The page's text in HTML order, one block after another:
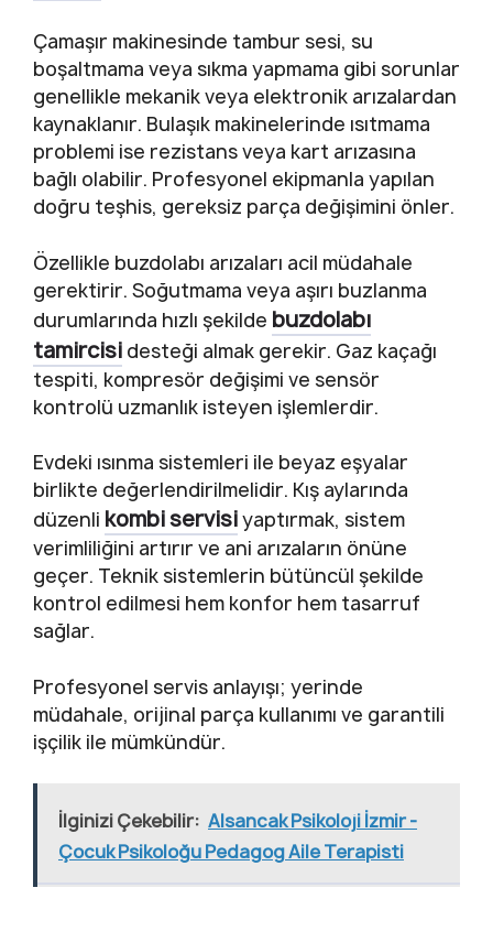
Çamaşır makinesinde tambur sesi, su
boşaltmama veya sıkma yapmama gibi sorunlar
genellikle mekanik veya elektronik arızalardan
kaynaklanır. Bulaşık makinelerinde ısıtmama
problemi ise rezistans veya kart arızasına
bağlı olabilir. Profesyonel ekipmanla yapılan
doğru teşhis, gereksiz parça değişimini önler.
Özellikle buzdolabı arızaları acil müdahale
gerektirir. Soğutmama veya aşırı buzlanma
durumlarında hızlı şekilde buzdolabı
tamircisi desteği almak gerekir. Gaz kaçağı
tespiti, kompresör değişimi ve sensör
kontrolü uzmanlık isteyen işlemlerdir.
Evdeki ısınma sistemleri ile beyaz eşyalar
birlikte değerlendirilmelidir. Kış aylarında
düzenli kombi servisiyaptırmak, sistem
verimliliğini artırır ve ani arızaların önüne
geçer. Teknik sistemlerin bütüncül şekilde
kontrol edilmesi hem konfor hem tasarruf
sağlar.
Profesyonel servis anlayışı; yerinde
müdahale, orijinal parça kullanımı ve garantili
işçilik ile mümkündür.
İlginizi Çekebilir: Alsancak Psikoloji İzmir -
Çocuk Psikoloğu Pedagog Aile Terapisti